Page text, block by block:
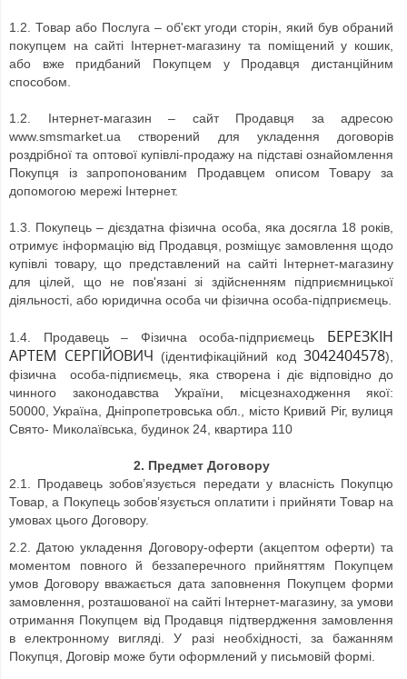
1.2. Товар або Послуга – об'єкт угоди сторін, який був обраний
покупцем на сайті Інтернет-магазину та поміщений у кошик,
або вже придбаний Покупцем у Продавця дистанційним
способом.
1.2. Інтернет-магазин – сайт Продавця за адресою
www.smsmarket.ua створений для укладення договорів
роздрібної та оптової купівлі-продажу на підставі ознайомлення
Покупця із запропонованим Продавцем описом Товару за
допомогою мережі Інтернет.
1.3. Покупець – дієздатна фізична особа, яка досягла 18 років,
отримує інформацію від Продавця, розміщує замовлення щодо
купівлі товару, що представлений на сайті Інтернет-магазину
для цілей, що не пов'язані зі здійсненням підприємницької
діяльності, або юридична особа чи фізична особа-підприємець.
1.4. Продавець – Фізична особа-підприємець БЕРЕЗКІН
АРТЕМ СЕРГІЙОВИЧ (ідентифікаційний код 3042404578),
фізична особа-підпиємець, яка створена і діє відповідно до
чинного законодавства України, місцезнаходження якої:
50000 Україна, Дніпропетровська обл., місто Кривий Ріг, вулиця
Свято- Миколаївська, будинок 24, квартира 110
2. Предмет Договору
2.1. Продавець зобов’язується передати у власність Покупцю
Товар, а Покупець зобов’язується оплатити і прийняти Товар на
умовах цього Договору.
2.2. Датою укладення Договору-оферти (акцептом оферти) та
моментом повного й беззаперечного прийняттям Покупцем
умов Договору вважається дата заповнення Покупцем форми
замовлення, розташованої на сайті Інтернет-магазину, за умови
отримання Покупцем від Продавця підтвердження замовлення
в електронному вигляді. У разі необхідності, за бажанням
Покупця, Договір може бути оформлений у письмовій формі.